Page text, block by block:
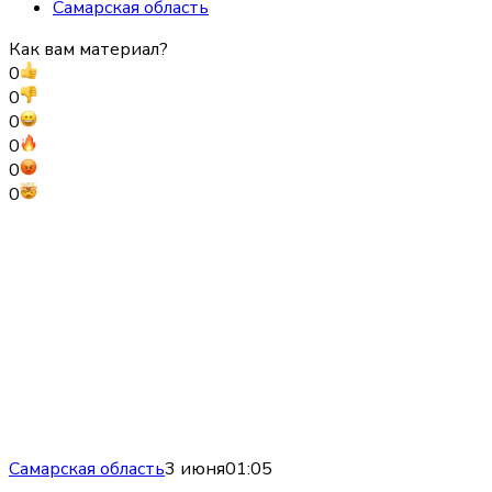
Самарская область
Как вам материал?
0
0
0
0
0
0
Самарская область3 июня01:05